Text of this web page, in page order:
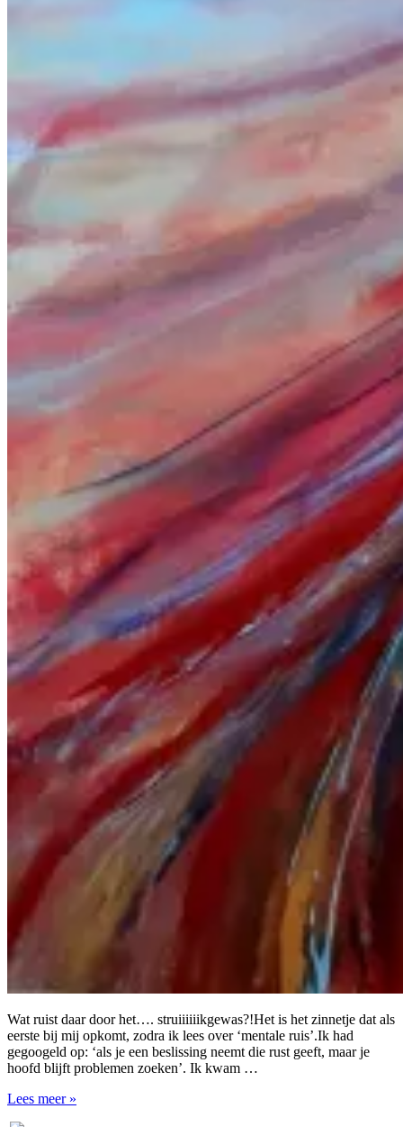
Wat ruist daar door het…. struiiiiiikgewas?!Het is het zinnetje dat als
eerste bij mij opkomt, zodra ik lees over ‘mentale ruis’.Ik had
gegoogeld op: ‘als je een beslissing neemt die rust geeft, maar je
hoofd blijft problemen zoeken’. Ik kwam …
Ruisen
Lees meer »